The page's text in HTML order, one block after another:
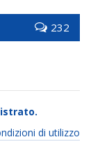
232
di utilizzo